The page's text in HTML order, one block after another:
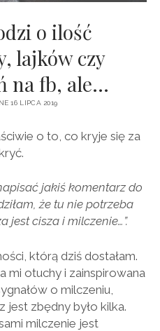
o ilość
lajków czy
na fb, ale…
16 LIPCA 2019
o to, co kryje się za
jakiś komentarz do
że tu nie potrzeba
jest cisza i milczenie…”.
którą dziś dostałam.
mi otuchy i zainspirowana
o milczeniu,
jest zbędny było kilka.
milczenie jest